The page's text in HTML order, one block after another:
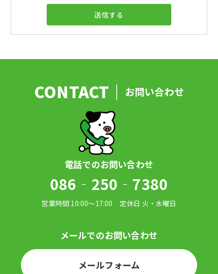
お問い合わせ
086‐250‐7380
メールフォーム